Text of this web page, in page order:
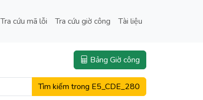
Tra cứu mã lỗi Tra cứu giờ công Tài liệu
Bảng Giờ công
Tìm kiếm trong E5_CDE_280